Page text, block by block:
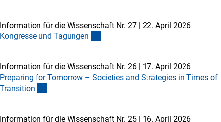
Information für die Wissenschaft Nr. 27 | 22. April 2026
Kongresse und Tagungen
Information für die Wissenschaft Nr. 26 | 17. April 2026
Preparing for Tomorrow – Societies and Strategies in Times of
Transition
Information für die Wissenschaft Nr. 25 | 16. April 2026